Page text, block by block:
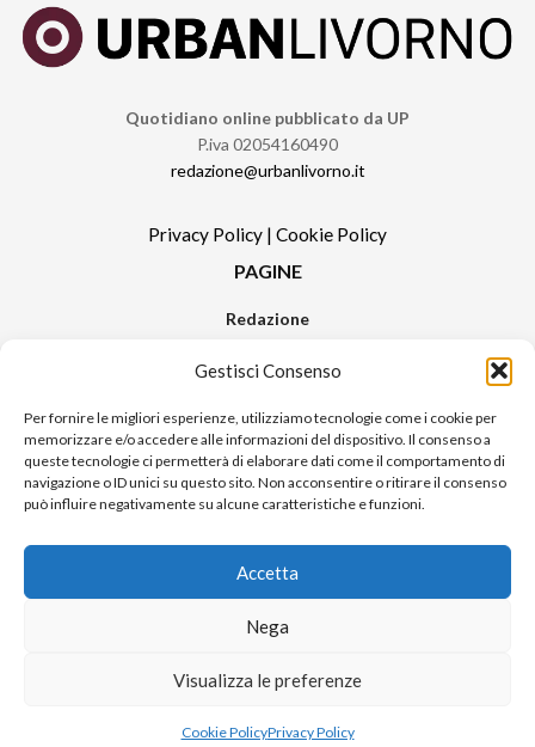
Gestisci Consenso
Per fornire le migliori esperienze, utilizziamo tecnologie come i cookie per
memorizzare e/o accedere alle informazioni del dispositivo. Il consenso a
queste tecnologie ci permetterà di elaborare dati come il comportamento di
navigazione o ID unici su questo sito. Non acconsentire o ritirare il consenso
può influire negativamente su alcune caratteristiche e funzioni.
Accetta
Nega
Visualizza le preferenze
Cookie PolicyPrivacy Policy
Quotidiano online pubblicato da UP
P.iva 02054160490
redazione@urbanlivorno.it
Privacy Policy | Cookie Policy
PAGINE
Redazione
Pubblicità
Sitemap
RUBRICHE
Notizie in Primo Piano
Urban Video
Livorno FAQs
© 2024 UP di Poggianti Simona | Urban Livorno è una testata giornalistica
iscritta al numero n. 09/2018 del Registro Stampa del Tribunale di Livorno